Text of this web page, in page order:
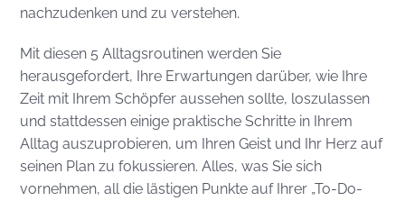
nachzudenken und zu verstehen.
Mit diesen 5 Alltagsroutinen werden Sie
herausgefordert, Ihre Erwartungen darüber, wie Ihre
Zeit mit Ihrem Schöpfer aussehen sollte, loszulassen
und stattdessen einige praktische Schritte in Ihrem
Alltag auszuprobieren, um Ihren Geist und Ihr Herz auf
seinen Plan zu fokussieren. Alles, was Sie sich
vornehmen, all die lästigen Punkte auf Ihrer „To-Do-